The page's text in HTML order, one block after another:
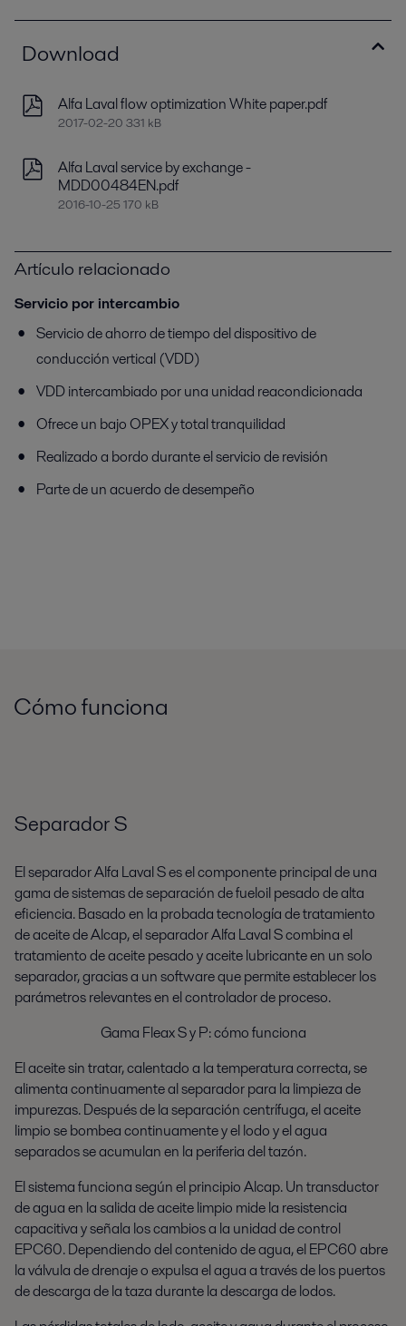
Download
Alfa Laval flow optimization White paper.pdf
2017-02-20 331 kB
Alfa Laval service by exchange -
MDD00484EN.pdf
2016-10-25 170 kB
Artículo relacionado
Servicio por intercambio
Servicio de ahorro de tiempo del dispositivo de
conducción vertical (VDD)
VDD intercambiado por una unidad reacondicionada
Ofrece un bajo OPEX y total tranquilidad
Realizado a bordo durante el servicio de revisión
Parte de un acuerdo de desempeño
Cómo funciona
Separador S
El separador Alfa Laval S es el componente principal de una
gama de sistemas de separación de fueloil pesado de alta
eficiencia. Basado en la probada tecnología de tratamiento
de aceite de Alcap, el separador Alfa Laval S combina el
tratamiento de aceite pesado y aceite lubricante en un solo
separador, gracias a un software que permite establecer los
parámetros relevantes en el controlador de proceso.
Gama Fleax S y P: cómo funciona
El aceite sin tratar, calentado a la temperatura correcta, se
alimenta continuamente al separador para la limpieza de
impurezas. Después de la separación centrífuga, el aceite
limpio se bombea continuamente y el lodo y el agua
separados se acumulan en la periferia del tazón.
El sistema funciona según el principio Alcap. Un transductor
de agua en la salida de aceite limpio mide la resistencia
capacitiva y señala los cambios a la unidad de control
EPC60. Dependiendo del contenido de agua, el EPC60 abre
la válvula de drenaje o expulsa el agua a través de los puertos
de descarga de la taza durante la descarga de lodos.